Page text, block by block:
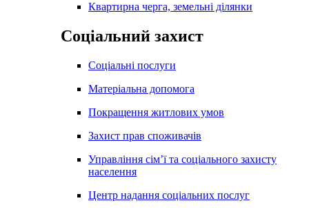
Квартирна черга, земельні ділянки
Соціальний захист
Соціальні послуги
Матеріальна допомога
Покращення житлових умов
Захист прав споживачів
Управління сім’ї та соціального захисту
населення
Центр надання соціальних послуг